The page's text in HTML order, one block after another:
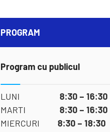
PROGRAM
Program cu publicul
LUNI 8:30 – 16:30
MARTI 8:30 – 16:30
MIERCURI 8:30 – 18:30